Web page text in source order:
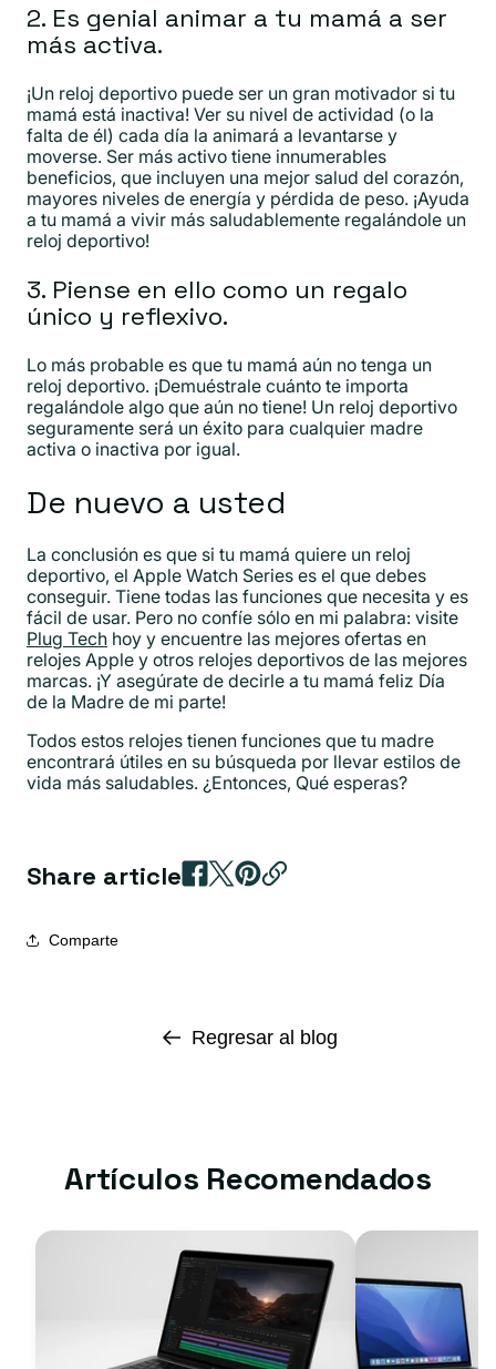
2. Es genial animar a tu mamá a ser
más activa.
¡Un reloj deportivo puede ser un gran motivador si tu
mamá está inactiva! Ver su nivel de actividad (o la
falta de él) cada día la animará a levantarse y
moverse. Ser más activo tiene innumerables
beneficios, que incluyen una mejor salud del corazón,
mayores niveles de energía y pérdida de peso. ¡Ayuda
a tu mamá a vivir más saludablemente regalándole un
reloj deportivo!
3. Piense en ello como un regalo
único y reflexivo.
Lo más probable es que tu mamá aún no tenga un
reloj deportivo. ¡Demuéstrale cuánto te importa
regalándole algo que aún no tiene! Un reloj deportivo
seguramente será un éxito para cualquier madre
activa o inactiva por igual.
De nuevo a usted
La conclusión es que si tu mamá quiere un reloj
deportivo, el Apple Watch Series es el que debes
conseguir. Tiene todas las funciones que necesita y es
fácil de usar. Pero no confíe sólo en mi palabra: visite
Plug Tech hoy y encuentre las mejores ofertas en
relojes Apple y otros relojes deportivos de las mejores
marcas. ¡Y asegúrate de decirle a tu mamá feliz Día
de la Madre de mi parte!
Todos estos relojes tienen funciones que tu madre
encontrará útiles en su búsqueda por llevar estilos de
vida más saludables. ¿Entonces, Qué esperas?
Share article
Comparte
Regresar al blog
Artículos Recomendados